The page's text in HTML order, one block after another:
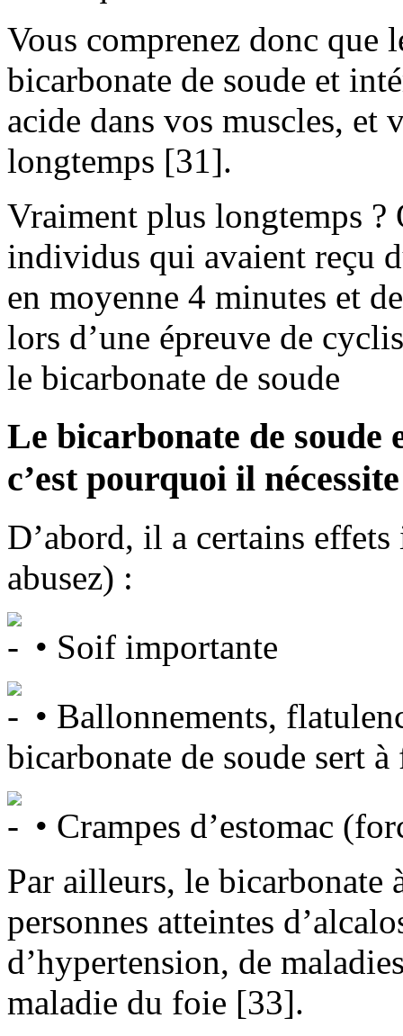
Vous comprenez donc
bicarbonate de soude et
acide dans vos muscles, et
longtemps [31].
Vraiment plus longtemps ?
individus qui avaient reçu
en moyenne 4 minutes et
lors d’une épreuve de
le bicarbonate de soude
Le bicarbonate de
c’est pourquoi il
D’abord, il a certains
abusez) :
• Soif importante
• Ballonnements,
bicarbonate de soude sert
• Crampes d’estomac
Par ailleurs, le bicarbonate
personnes atteintes
d’hypertension, de
maladie du foie [33].